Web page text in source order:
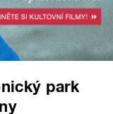
park